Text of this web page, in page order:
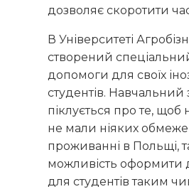
дозволяє скоротити
В Університеті
створений
допомоги для своїх
студентів. Навчальний
піклується про те, щоб
не мали ніяких
проживанні в Польщі,
можливість оформити
для студентів таким